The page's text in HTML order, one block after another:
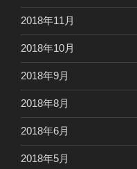
2018年11月
2018年10月
2018年9月
2018年8月
2018年6月
2018年5月